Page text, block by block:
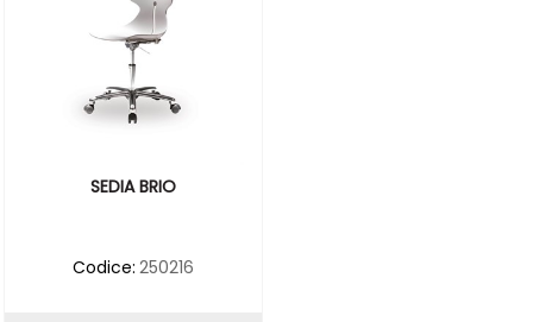
SEDIA BRIO
Codice: 250216